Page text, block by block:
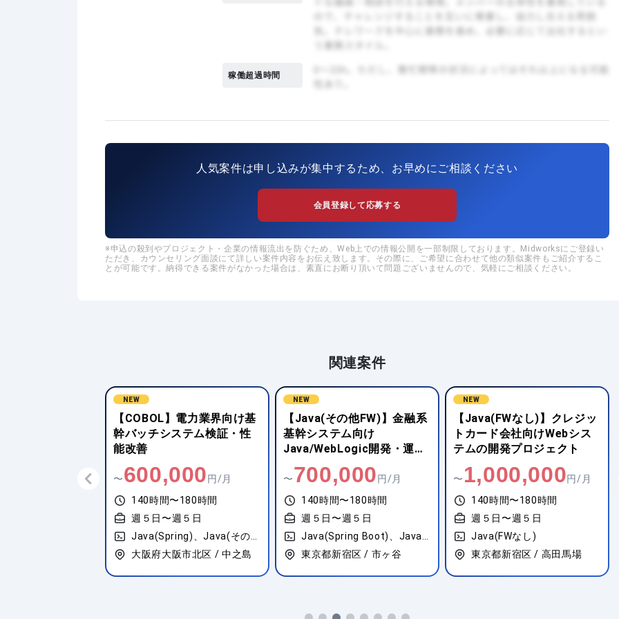
稼働超過時間
人気案件は申し込みが集中するため、お早めにご相談ください
会員登録して応募する
申込の殺到やプロジェクト・企業の情報流出を防ぐため、Web上での情報公開を一部制限しております。Midworksにご登録い
ただき、カウンセリング面談にて詳しい案件内容をお伝え致します。その際に、ご希望に合わせて他の類似案件もご紹介するこ
とが可能です。納得できる案件がなかった場合は、素直にお断り頂いて問題ございませんので、気軽にご相談ください。
関連案件
NEW
【Java(その他FW)】金融系
基幹システム向け
Java/WebLogic開発・運用
保守
〜700,000 円/月
140時間〜180時間
週５日〜週５日
東京都新宿区 / 市ヶ谷
NEW
【Java(FWなし)】クレジッ
トカード会社向けWebシス
テムの開発プロジェクト
〜1,000,000円/月
140時間〜180時間
週５日〜週５日
Java(FWなし)
東京都新宿区 / 高田馬場
NEW
【Java(Spring Boot)】IRIs
SB機能開発
〜 750,000円/月
140時間〜180時間
週５日〜週５日
Java(Spring Boot)
東京都港区 / 田町